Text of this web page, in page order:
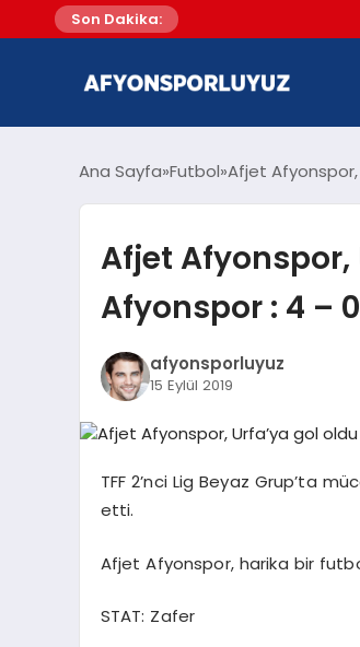
Son Dakika:
Ana Sayfa Futbol Afjet Afyonspor,
Afjet Afyonspor,
Afyonspor : 4 –
afyonsporluyuz
15 Eylül 2019
TFF 2’nci Lig Beyaz Grup’ta
etti.
Afjet Afyonspor, harika bir
STAT: Zafer